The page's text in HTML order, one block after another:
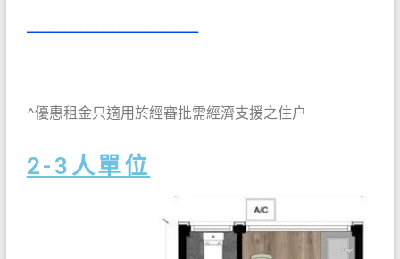
^優惠租金只適用於經審批需經濟支援之住户
2-3人單位